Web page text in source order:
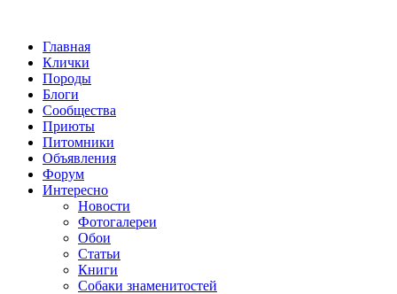
Главная
Клички
Породы
Блоги
Сообщества
Приюты
Питомники
Объявления
Форум
Интересно
Новости
Фотогалереи
Обои
Статьи
Книги
Собаки знаменитостей